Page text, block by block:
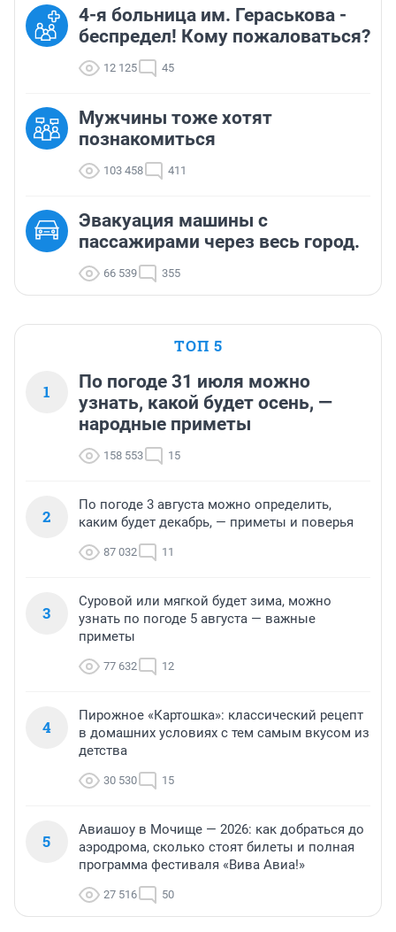
4-я больница им. Гераськова -
беспредел! Кому пожаловаться?
12 125 45
Мужчины тоже хотят
познакомиться
103 458 411
Эвакуация машины с
пассажирами через весь город.
66 539 355
ТОП 5
1
По погоде 31 июля можно
узнать, какой будет осень, —
народные приметы
158 553 15
2
По погоде 3 августа можно определить,
каким будет декабрь, — приметы и поверья
87 032 11
3
Суровой или мягкой будет зима, можно
узнать по погоде 5 августа — важные
приметы
77 632 12
4
Пирожное «Картошка»: классический рецепт
в домашних условиях с тем самым вкусом из
детства
30 530 15
5
Авиашоу в Мочище — 2026: как добраться до
аэродрома, сколько стоят билеты и полная
программа фестиваля «Вива Авиа!»
27 516 50